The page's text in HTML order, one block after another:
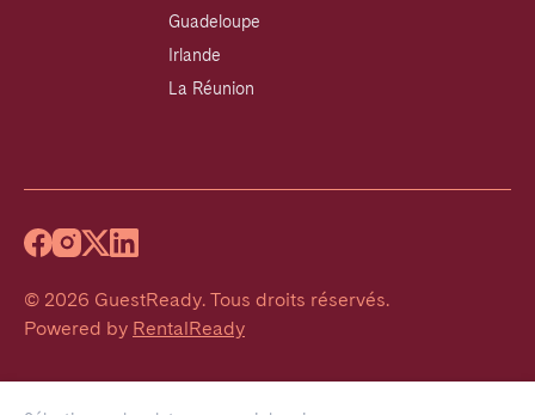
Guadeloupe
Irlande
La Réunion
© 2026 GuestReady. Tous droits réservés.
Powered by RentalReady